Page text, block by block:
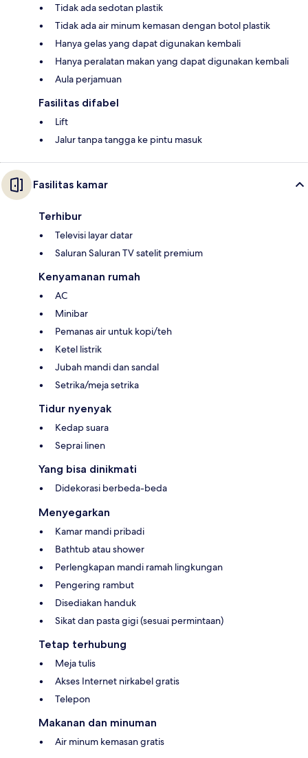
Tidak ada sedotan plastik
Tidak ada air minum kemasan dengan botol plastik
Hanya gelas yang dapat digunakan kembali
Hanya peralatan makan yang dapat digunakan kembali
Aula perjamuan
Fasilitas difabel
Lift
Jalur tanpa tangga ke pintu masuk
Fasilitas kamar
Terhibur
Televisi layar datar
Saluran Saluran TV satelit premium
Kenyamanan rumah
AC
Minibar
Pemanas air untuk kopi/teh
Ketel listrik
Jubah mandi dan sandal
Setrika/meja setrika
Tidur nyenyak
Kedap suara
Seprai linen
Yang bisa dinikmati
Didekorasi berbeda-beda
Menyegarkan
Kamar mandi pribadi
Bathtub atau shower
Perlengkapan mandi ramah lingkungan
Pengering rambut
Disediakan handuk
Sikat dan pasta gigi (sesuai permintaan)
Tetap terhubung
Meja tulis
Akses Internet nirkabel gratis
Telepon
Makanan dan minuman
Air minum kemasan gratis